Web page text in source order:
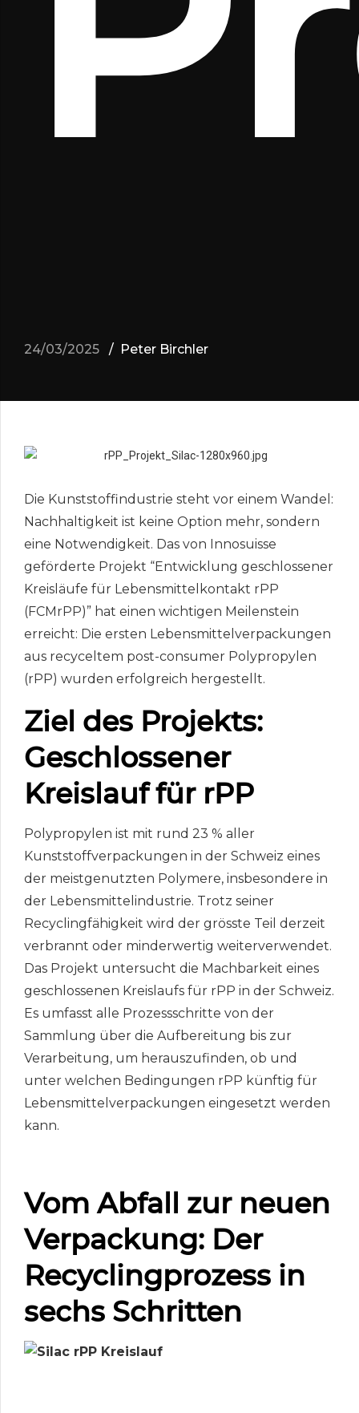
24/03/2025 Peter Birchler
Die Kunststoffindustrie steht vor einem Wandel:
Nachhaltigkeit ist keine Option mehr, sondern
eine Notwendigkeit. Das von Innosuisse
geförderte Projekt “Entwicklung geschlossener
Kreisläufe für Lebensmittelkontakt rPP
(FCMrPP)” hat einen wichtigen Meilenstein
erreicht: Die ersten Lebensmittelverpackungen
aus recyceltem post-consumer Polypropylen
(rPP) wurden erfolgreich hergestellt.
Ziel des Projekts:
Geschlossener
Kreislauf für rPP
Polypropylen ist mit rund 23 % aller
Kunststoffverpackungen in der Schweiz eines
der meistgenutzten Polymere, insbesondere in
der Lebensmittelindustrie. Trotz seiner
Recyclingfähigkeit wird der grösste Teil derzeit
verbrannt oder minderwertig weiterverwendet.
Das Projekt untersucht die Machbarkeit eines
geschlossenen Kreislaufs für rPP in der Schweiz.
Es umfasst alle Prozessschritte von der
Sammlung über die Aufbereitung bis zur
Verarbeitung, um herauszufinden, ob und
unter welchen Bedingungen rPP künftig für
Lebensmittelverpackungen eingesetzt werden
kann.
Vom Abfall zur neuen
Verpackung: Der
Recyclingprozess in
sechs Schritten